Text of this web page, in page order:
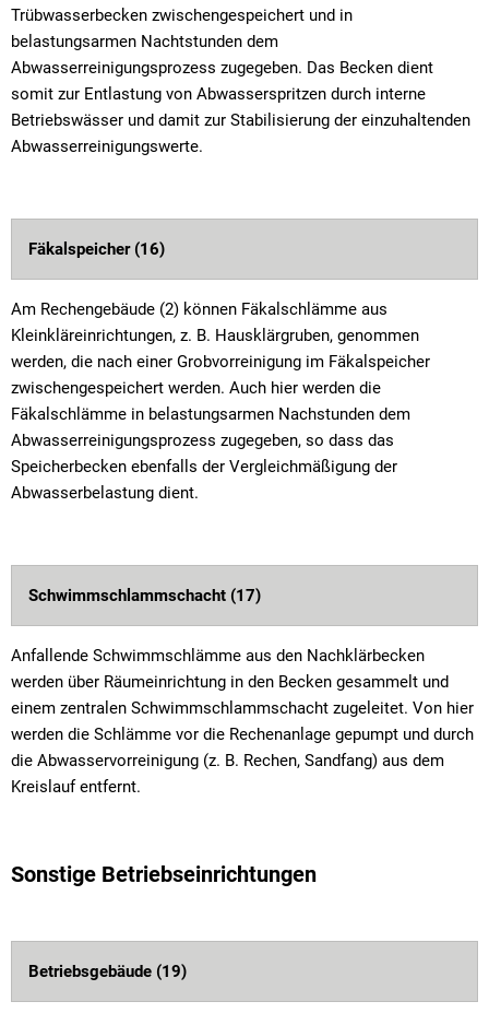
Trübwasserbecken zwischengespeichert und in
belastungsarmen Nachtstunden dem
Abwasserreinigungsprozess zugegeben. Das Becken dient
somit zur Entlastung von Abwasserspritzen durch interne
Betriebswässer und damit zur Stabilisierung der einzuhaltenden
Abwasserreinigungswerte.
Fäkalspeicher (16)
Am Rechengebäude (2) können Fäkalschlämme aus
Kleinkläreinrichtungen, z. B. Hausklärgruben, genommen
werden, die nach einer Grobvorreinigung im Fäkalspeicher
zwischengespeichert werden. Auch hier werden die
Fäkalschlämme in belastungsarmen Nachstunden dem
Abwasserreinigungsprozess zugegeben, so dass das
Speicherbecken ebenfalls der Vergleichmäßigung der
Abwasserbelastung dient.
Schwimmschlammschacht (17)
Anfallende Schwimmschlämme aus den Nachklärbecken
werden über Räumeinrichtung in den Becken gesammelt und
einem zentralen Schwimmschlammschacht zugeleitet. Von hier
werden die Schlämme vor die Rechenanlage gepumpt und durch
die Abwasservorreinigung (z. B. Rechen, Sandfang) aus dem
Kreislauf entfernt.
Sonstige Betriebseinrichtungen
Betriebsgebäude (19)